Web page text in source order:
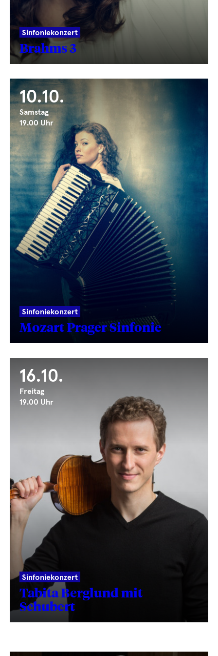
Sinfoniekonzert
Brahms 3
10.10.
Samstag
19.00 Uhr
Sinfoniekonzert
Mozart Prager Sinfonie
16.10.
Freitag
19.00 Uhr
Sinfoniekonzert
Tabita Berglund mit
Schubert